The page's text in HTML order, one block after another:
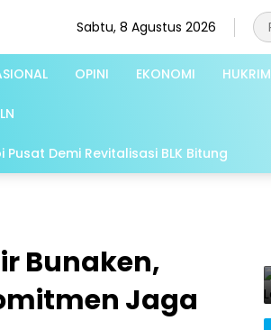
Sabtu, 8 Agustus 2026
OPINI EKONOMI HUKRIM
Demi Revitalisasi BLK Bitung
Bunaken,
Jaga